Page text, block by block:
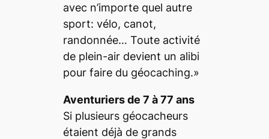
avec n’importe quel autre
sport: vélo, canot,
randonnée… Toute activité
de plein-air devient un alibi
pour faire du géocaching.»
Aventuriers de 7 à 77 ans
Si plusieurs géocacheurs
étaient déjà de grands